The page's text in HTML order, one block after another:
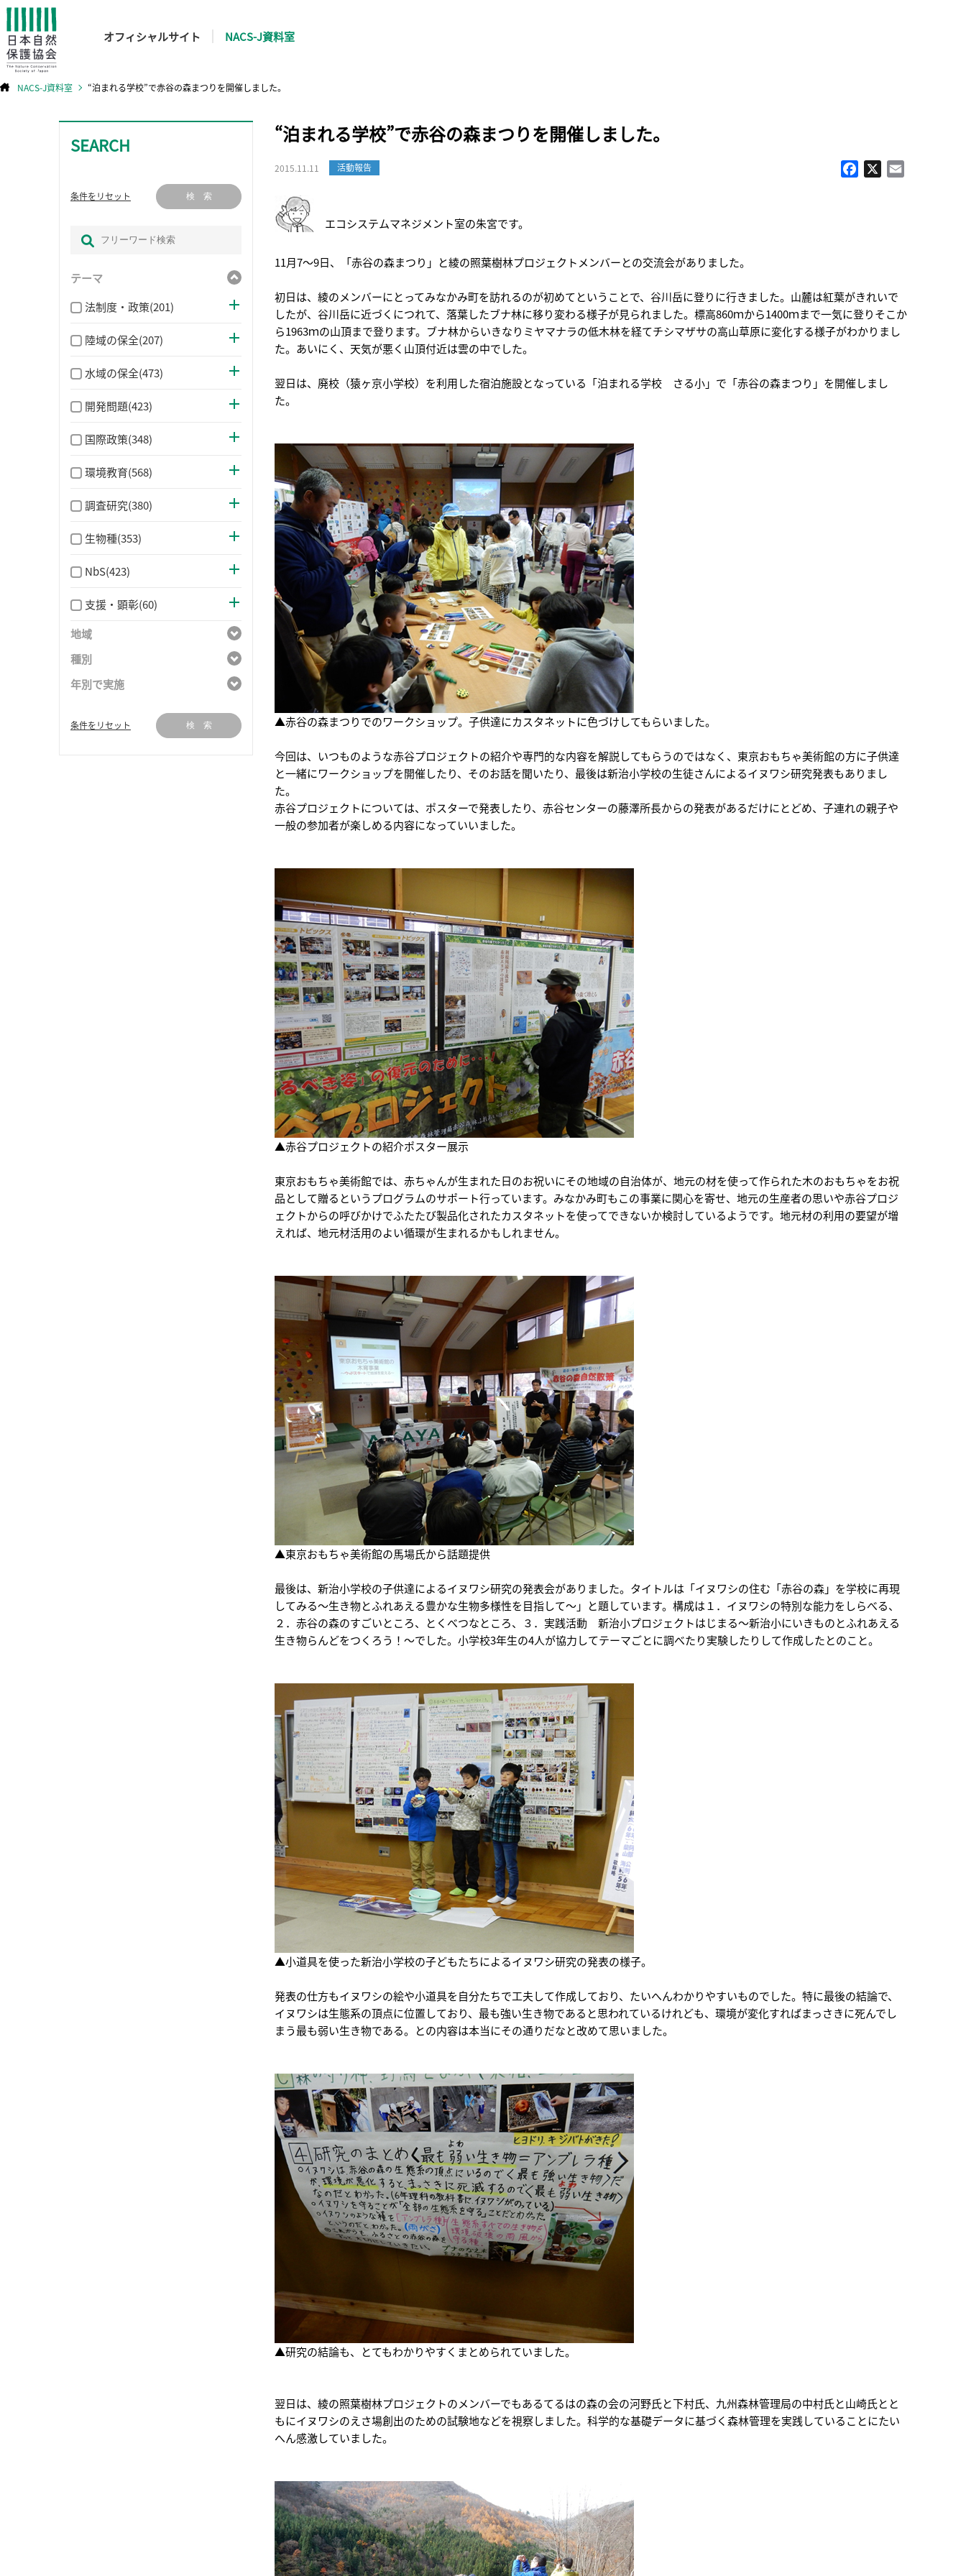
オフィシャルサイト NACS-J資料室
NACS-J資料室 “泊まれる学校”で赤谷の森まつりを開催しました。
SEARCH
条件をリセット 検 索
テーマ
法制度・政策(201)
陸域の保全(207)
水域の保全(473)
開発問題(423)
国際政策(348)
環境教育(568)
調査研究(380)
生物種(353)
NbS(423)
支援・顕彰(60)
地域
種別
年別で実施
条件をリセット 検 索
“泊まれる学校”で赤谷の森まつりを開催しました。
2015.11.11 活動報告 Facebook
エコシステムマネジメント室の朱宮です。
11月7～9日、「赤谷の森まつり」と綾の照葉樹林プロジェクトメンバーとの交流会がありました。
初日は、綾のメンバーにとってみなかみ町を訪れるのが初めてということで、谷川岳に登りに行きました。山麓は紅葉がきれいで
したが、谷川岳に近づくにつれて、落葉したブナ林に移り変わる様子が見られました。標高860ｍから1400ｍまで一気に登りそこか
ら1963ｍの山頂まで登ります。ブナ林からいきなりミヤマナラの低木林を経てチシマザサの高山草原に変化する様子がわかりまし
た。あいにく、天気が悪く山頂付近は雲の中でした。
翌日は、廃校（猿ヶ京小学校）を利用した宿泊施設となっている「泊まれる学校 さる小」で「赤谷の森まつり」を開催しまし
た。
▲赤谷の森まつりでのワークショップ。子供達にカスタネットに色づけしてもらいました。
今回は、いつものような赤谷プロジェクトの紹介や専門的な内容を解説してもらうのではなく、東京おもちゃ美術館の方に子供達
と一緒にワークショップを開催したり、そのお話を聞いたり、最後は新治小学校の生徒さんによるイヌワシ研究発表もありまし
た。
赤谷プロジェクトについては、ポスターで発表したり、赤谷センターの藤澤所長からの発表があるだけにとどめ、子連れの親子や
一般の参加者が楽しめる内容になっていいました。
▲赤谷プロジェクトの紹介ポスター展示
東京おもちゃ美術館では、赤ちゃんが生まれた日のお祝いにその地域の自治体が、地元の材を使って作られた木のおもちゃをお祝
品として贈るというプログラムのサポート行っています。みなかみ町もこの事業に関心を寄せ、地元の生産者の思いや赤谷プロジ
ェクトからの呼びかけでふたたび製品化されたカスタネットを使ってできないか検討しているようです。地元材の利用の要望が増
えれば、地元材活用のよい循環が生まれるかもしれません。
▲東京おもちゃ美術館の馬場氏から話題提供
最後は、新治小学校の子供達によるイヌワシ研究の発表会がありました。タイトルは「イヌワシの住む「赤谷の森」を学校に再現
してみる～生き物とふれあえる豊かな生物多様性を目指して～」と題しています。構成は１．イヌワシの特別な能力をしらべる、
２．赤谷の森のすごいところ、とくべつなところ、３．実践活動 新治小プロジェクトはじまる～新治小にいきものとふれあえる
生き物らんどをつくろう！～でした。小学校3年生の4人が協力してテーマごとに調べたり実験したりして作成したとのこと。
▲小道具を使った新治小学校の子どもたちによるイヌワシ研究の発表の様子。
発表の仕方もイヌワシの絵や小道具を自分たちで工夫して作成しており、たいへんわかりやすいものでした。特に最後の結論で、
イヌワシは生態系の頂点に位置しており、最も強い生き物であると思われているけれども、環境が変化すればまっさきに死んでし
まう最も弱い生き物である。との内容は本当にその通りだなと改めて思いました。
▲研究の結論も、とてもわかりやすくまとめられていました。
翌日は、綾の照葉樹林プロジェクトのメンバーでもあるてるはの森の会の河野氏と下村氏、九州森林管理局の中村氏と山崎氏とと
もにイヌワシのえさ場創出のための試験地などを視察しました。科学的な基礎データに基づく森林管理を実践していることにたい
へん感激していました。